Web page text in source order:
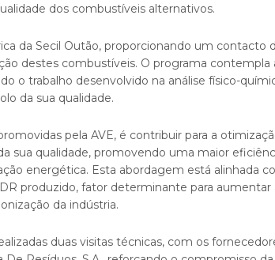
dos combustíveis alternativos.
da Secil Outão, proporcionando um contacto
destes combustíveis. O programa contempla
o trabalho desenvolvido na análise físico-
da sua qualidade.
pela AVE, é contribuir para a
sua qualidade, promovendo uma maior
energética. Esta abordagem está alinhada
produzido, fator determinante para aumentar
da indústria.
duas visitas técnicas, com os